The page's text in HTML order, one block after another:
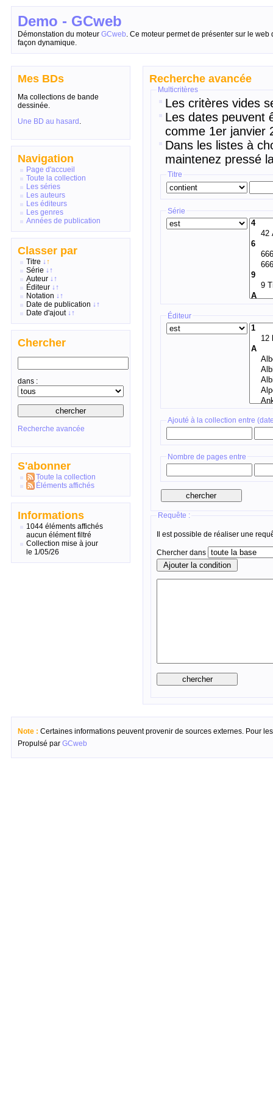
Demo - GCweb
Démonstation du moteur GCweb. Ce moteur permet de présenter sur le
façon dynamique.
Mes BDs
Ma collections de bande
dessinée.
Une BD au hasard .
Navigation
Page d'accueil
Toute la collection
Les séries
Les auteurs
Les éditeurs
Les genres
Années de publication
Classer par
Titre ↓↑
Série ↓↑
Auteur ↓↑
Éditeur ↓↑
Notation ↓↑
Date de publication ↓↑
Date d'ajout ↓↑
Chercher
dans :
Recherche avancée
S'abonner
Toute la collection
Éléments affichés
Informations
1044 éléments affichés
aucun élément filtré
Collection mise à jour
le 1/05/26
Recherche avancée
Multicritères
Les critères vides
Les dates peuvent
comme 1er janvier
Dans les listes à
maintenez pressé
Titre
Série
Éditeur
Ajouté à la collection entre
Nombre de pages entre
Requête :
Il est possible de réaliser une
Chercher dans
Note : Certaines informations peuvent provenir de sources externes. Pour
Propulsé par GCweb